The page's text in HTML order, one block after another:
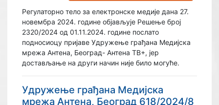
Регулаторно тело за електронске медије дана 27.
новембра 2024. године објављује Решење број
2320/2024 од 01.11.2024. године послато
подносиоцу пријаве Удружење грађана Медијска
мрежа Антена, Београд- Антена ТВ+, јер
достављање на други начин није било могуће.
Удружење грађана Медијска
мрежа Антена, Београд 618/2024/8